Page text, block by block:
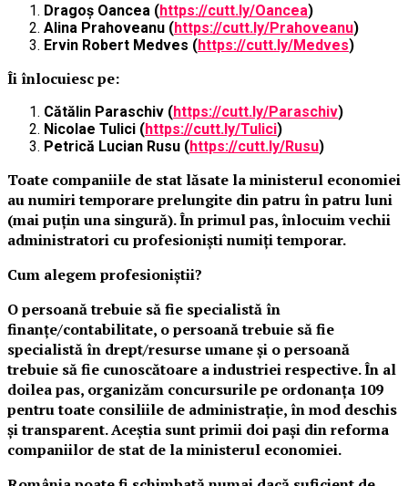
Dragoș Oancea (https://cutt.ly/Oancea)
Alina Prahoveanu (https://cutt.ly/Prahoveanu)
Ervin Robert Medves (https://cutt.ly/Medves)
Îi înlocuiesc pe:
Cătălin Paraschiv (https://cutt.ly/Paraschiv)
Nicolae Tulici (https://cutt.ly/Tulici)
Petrică Lucian Rusu (https://cutt.ly/Rusu)
Toate companiile de stat lăsate la ministerul economiei
au numiri temporare prelungite din patru în patru luni
(mai puțin una singură). În primul pas, înlocuim vechii
administratori cu profesioniști numiți temporar.
Cum alegem profesioniștii?
O persoană trebuie să fie specialistă în
finanțe/contabilitate, o persoană trebuie să fie
specialistă în drept/resurse umane și o persoană
trebuie să fie cunoscătoare a industriei respective. În al
doilea pas, organizăm concursurile pe ordonanța 109
pentru toate consiliile de administrație, în mod deschis
și transparent. Aceștia sunt primii doi pași din reforma
companiilor de stat de la ministerul economiei.